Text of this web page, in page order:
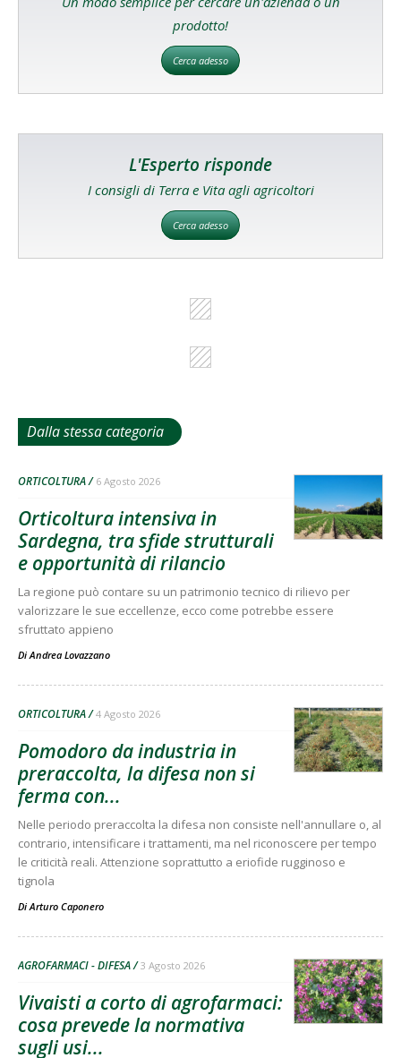
prodotto!
Cerca adesso
L'Esperto risponde
I consigli di Terra e Vita agli agricoltori
Cerca adesso
Dalla stessa categoria
ORTICOLTURA 6 Agosto 2026
Orticoltura intensiva in
Sardegna, tra sfide strutturali
e opportunità di rilancio
La regione può contare su un patrimonio tecnico di rilievo per
valorizzare le sue eccellenze, ecco come potrebbe essere
sfruttato appieno
DiAndrea Lovazzano
ORTICOLTURA 4 Agosto 2026
Pomodoro da industria in
preraccolta, la difesa non si
ferma con...
Nelle periodo preraccolta la difesa non consiste nell'annullare o, al
contrario, intensificare i trattamenti, ma nel riconoscere per tempo
le criticità reali. Attenzione soprattutto a eriofide rugginoso e
tignola
DiArturo Caponero
AGROFARMACI - DIFESA 3 Agosto 2026
Vivaisti a corto di agrofarmaci:
cosa prevede la normativa
sugli usi...